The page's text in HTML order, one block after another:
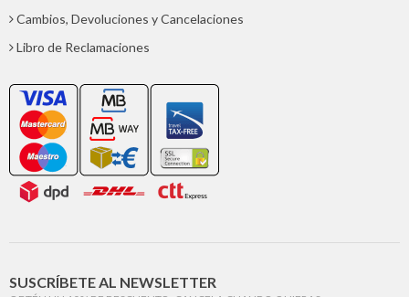
Cambios, Devoluciones y Cancelaciones
Libro de Reclamaciones
SUSCRÍBETE AL NEWSLETTER